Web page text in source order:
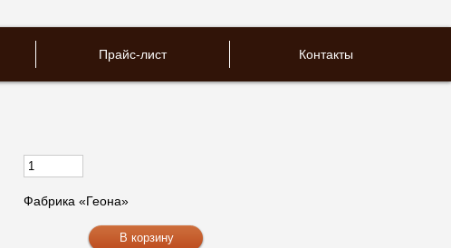
Прайс-лист Контакты
Фабрика «Геона»